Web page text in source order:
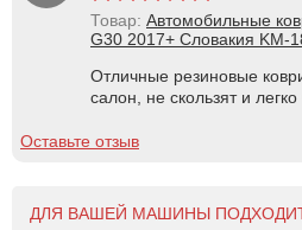
Товар: Автомобильные
G30 2017+ Словакия KM-
Отличные резиновые
салон, не скользят и
Оставьте отзыв
ДЛЯ ВАШЕЙ МАШИНЫ